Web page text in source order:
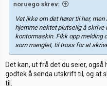
noruego skrev:
Vet ikke om det hører til her,
hjemme nektet plutselig å
kontormaskin. Fikk opp melding
som manglet, til tross for at
Det kan, ut frå det du seier,
godtek å senda utskrift til, og at
til.